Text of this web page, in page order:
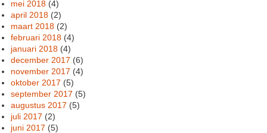
mei 2018 (4)
april 2018 (2)
maart 2018 (2)
februari 2018 (4)
januari 2018 (4)
december 2017 (6)
november 2017 (4)
oktober 2017 (5)
september 2017 (5)
augustus 2017 (5)
juli 2017 (2)
juni 2017 (5)